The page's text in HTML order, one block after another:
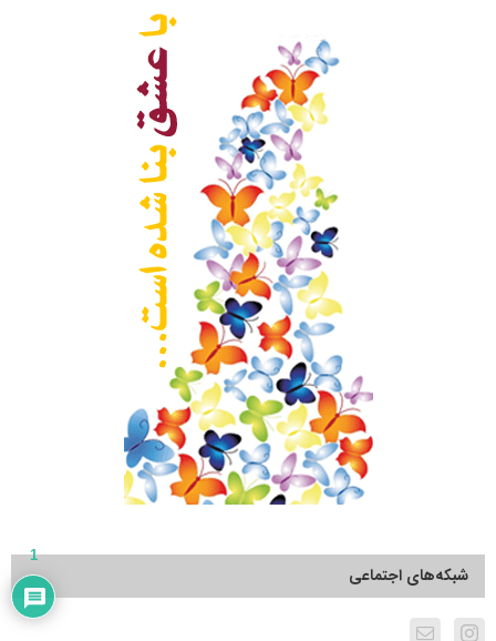
شبکه‌های اجتماعی
1